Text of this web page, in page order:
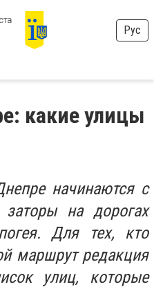
Рус
какие улицы
начинаются с
на дорогах
Для тех, кто
маршрут редакция
улиц, которые